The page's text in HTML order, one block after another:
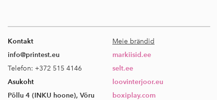
Kontakt
info@printest.eu
Telefon: +372 515 4146
Asukoht
Põllu 4 (INKU hoone), Võru
Meie brändid
markiisid.ee
selt.ee
loovinterjoor.eu
boxiplay.com